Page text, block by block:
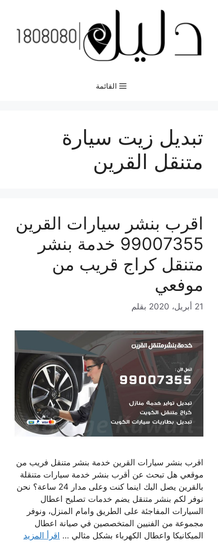
المحتوى
القائمة
تبديل زيت سيارة
متنقل القرين
اقرب بنشر سيارات القرين
99007355 خدمة بنشر
متنقل كراج قريب من
موفعي
21 أبريل، 2020 بقلم
اقرب بنشر سيارات القرين خدمة بنشر متنقل فريب من
موقعي هل تبحث عن أقرب بنشر خدمة سيارات متنقلة
بالقرين يصل اليك اينما كنت وعلى مدار 24 ساعة؟ نحن
نوفر لكم بنشر متنقل يضم خدمات تصليح اعطال
السيارات المفاجئة على الطريق وامام المنزل، ونوفر
مجموعة من الفنيين المتخصصين في صيانة اعطال
الميكانيكا واعطال الكهرباء بشكل مثالي … اقرأ المزيد